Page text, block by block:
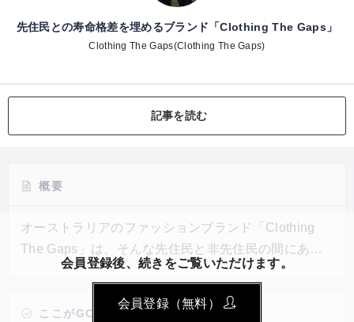
先住民との寿命格差を埋めるブランド「Clothing The Gaps」
Clothing The Gaps(Clothing The Gaps)
記事を読む
概要
オーストラリアのファッションブランド「Clothing
The Gaps」は、そんな先住民と非先住民の間にある
平均寿命の差を縮めることを目的に設立された。メッ
インナップで、誰でも気軽に身につけやすい商品が展
ここがGOOD!
会員登録後、続きをご覧いただけます。
会員登録（無料）